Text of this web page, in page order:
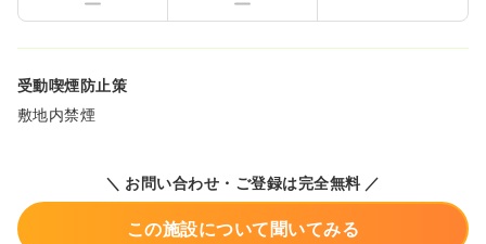
受動喫煙防止策
敷地内禁煙
＼ お問い合わせ・ご登録は完全無料 ／
この施設について聞いてみる